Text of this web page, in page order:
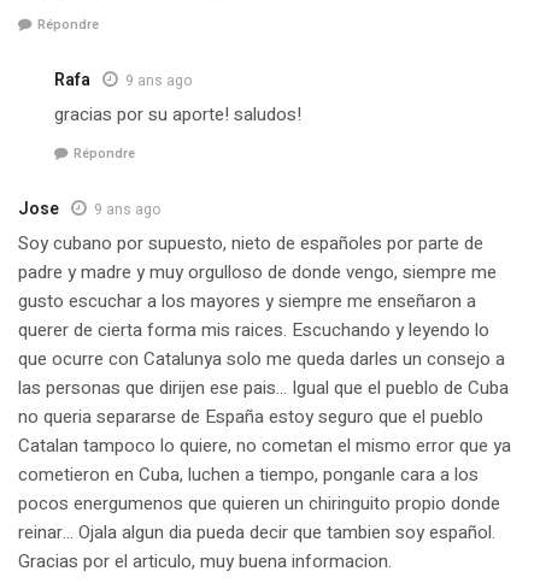
Répondre
Rafa 9 ans ago
gracias por su aporte! saludos!
Répondre
Jose 9 ans ago
Soy cubano por supuesto, nieto de españoles por parte de
padre y madre y muy orgulloso de donde vengo, siempre me
gusto escuchar a los mayores y siempre me enseñaron a
querer de cierta forma mis raices. Escuchando y leyendo lo
que ocurre con Catalunya solo me queda darles un consejo a
las personas que dirijen ese pais… Igual que el pueblo de Cuba
no queria separarse de España estoy seguro que el pueblo
Catalan tampoco lo quiere, no cometan el mismo error que ya
cometieron en Cuba, luchen a tiempo, ponganle cara a los
pocos energumenos que quieren un chiringuito propio donde
reinar… Ojala algun dia pueda decir que tambien soy español.
Gracias por el articulo, muy buena informacion.